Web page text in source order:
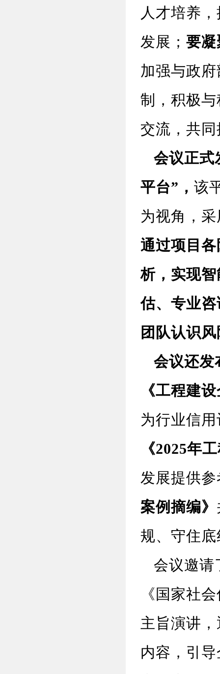
人才培养
发展； 要凝
加强与政
制，积极
交流，共
会议正式
平台”， 该
为视角，
通过项目
析，实现
估、专业
团队认识
会议还发
《工程建
为行业信
《2025年
发展提供
案例摘编》
规、守住
会议邀请
《国家社
主旨演讲
内容，引